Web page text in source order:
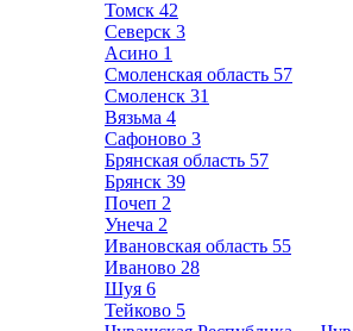
Томск 42
Северск 3
Асино 1
Смоленская область 57
Смоленск 31
Вязьма 4
Сафоново 3
Брянская область 57
Брянск 39
Почеп 2
Унеча 2
Ивановская область 55
Иваново 28
Шуя 6
Тейково 5